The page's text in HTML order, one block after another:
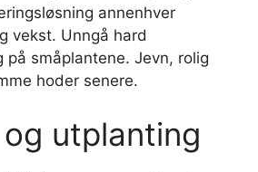
annenhver
vekst. Unngå hard
på småplantene. Jevn, rolig
hoder senere.
utplanting